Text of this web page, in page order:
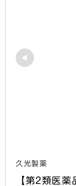
久光製薬
【第2類医